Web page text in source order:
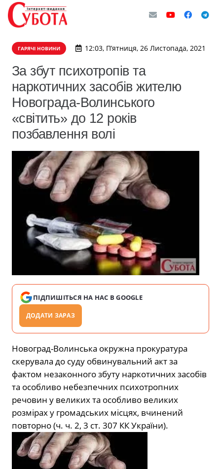
ГАРЯЧІ НОВИНИ 12:03, П’ятниця, 26 Листопада, 2021
За збут психотропів та
наркотичних засобів жителю
Новограда-Волинського
«світить» до 12 років
позбавлення волі
ПІДПИШІТЬСЯ НА НАС В GOOGLE
ДОДАТИ ЗАРАЗ
Новоград-Волинська окружна прокуратура
скерувала до суду обвинувальний акт за
фактом незаконного збуту наркотичних засобів
та особливо небезпечних психотропних
речовин у великих та особливо великих
розмірах у громадських місцях, вчинений
повторно (ч. ч. 2, 3 ст. 307 КК України).